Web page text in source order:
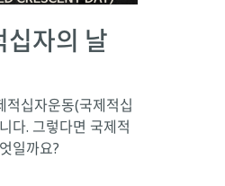
자의 날
적십자운동(국제적십
다. 그렇다면 국제적
일까요?